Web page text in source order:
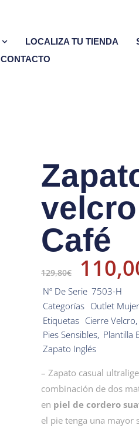
LOCALIZA TU TIENDA
CONTACTO
Café
129,80€
Nº De Serie 7503-H
Categorías Outlet Mujer
Etiquetas Cierre Velcro,
Pies Sensibles, Plantilla
Zapato Inglés
– Zapato casual
combinación de dos
en piel de cordero
el pie tenga una mayor